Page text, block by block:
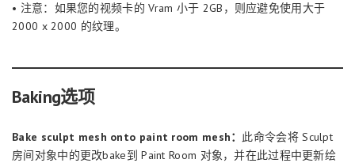
• 注意：如果您的视频卡的 Vram 小于 2GB，则应避免使用大于
2000 x 2000 的纹理。
Baking选项
Bake sculpt mesh onto paint room mesh： 此命令会将 Sculpt
房间对象中的更改bake到 Paint Room 对象，并在此过程中更新绘